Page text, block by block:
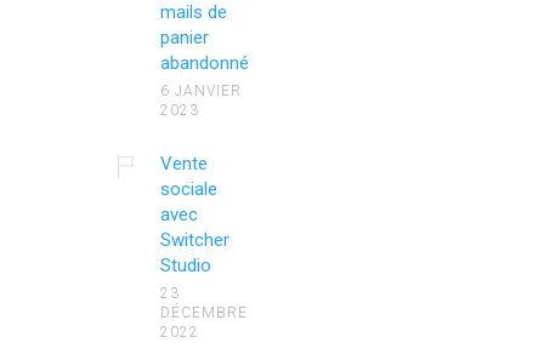
mails de
panier
abandonné
6 JANVIER
2023
Vente
sociale
avec
Switcher
Studio
23
DÉCEMBRE
2022